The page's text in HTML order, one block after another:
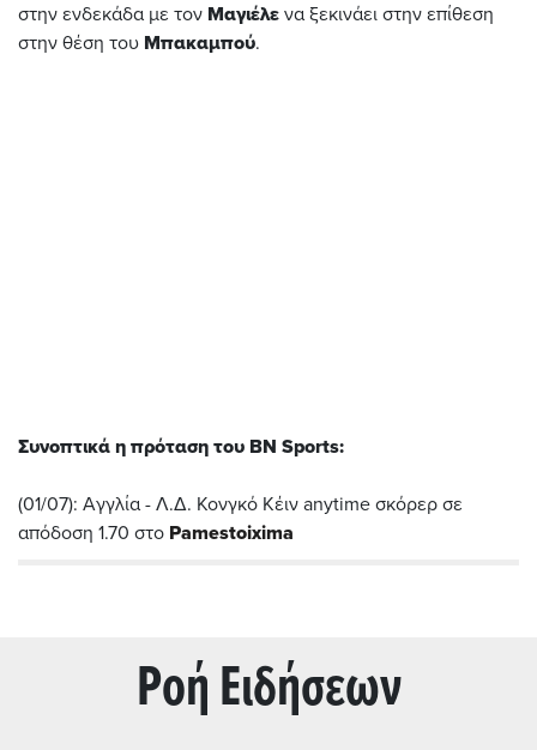
στην ενδεκάδα με τον Μαγιέλε να ξεκινάει στην επίθεση
στην θέση του Μπακαμπού.
Συνοπτικά η πρόταση του BN Sports:
(01/07): Αγγλία - Λ.Δ. Κονγκό Κέιν anytime σκόρερ σε
απόδοση 1.70 στο Pamestoixima
Ρoή Ειδήσεων